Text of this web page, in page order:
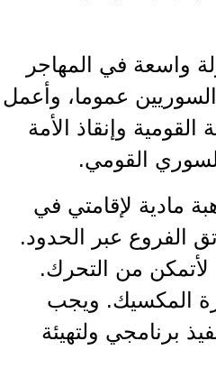
واسعة في المهاجر
عموما، وأعمل
وإنقاذ الأمة
القومي.
مادية لإقامتي في
الفروع عبر الحدود.
من التحرك.
المكسيك. ويجب
برنامجي ولتهيئة